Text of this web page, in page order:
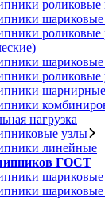
роликовые
шариковые
роликовые
шариковые
роликовые
шарнирные
нагрузка
узлы
линейные
ГОСТ
шариковые
шариковые